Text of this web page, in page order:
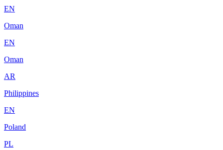
EN
Oman
EN
Oman
AR
Philippines
EN
Poland
PL